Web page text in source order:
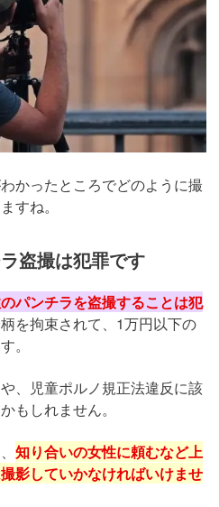
かったところでどのように撮
すね。
盗撮は犯罪です
パンチラを盗撮することは犯
を拘束されて、1万円以下の
。
、児童ポルノ規正法違反に該
もしれません。
知り合いの女性に頼むなど上
影していかなければいけませ